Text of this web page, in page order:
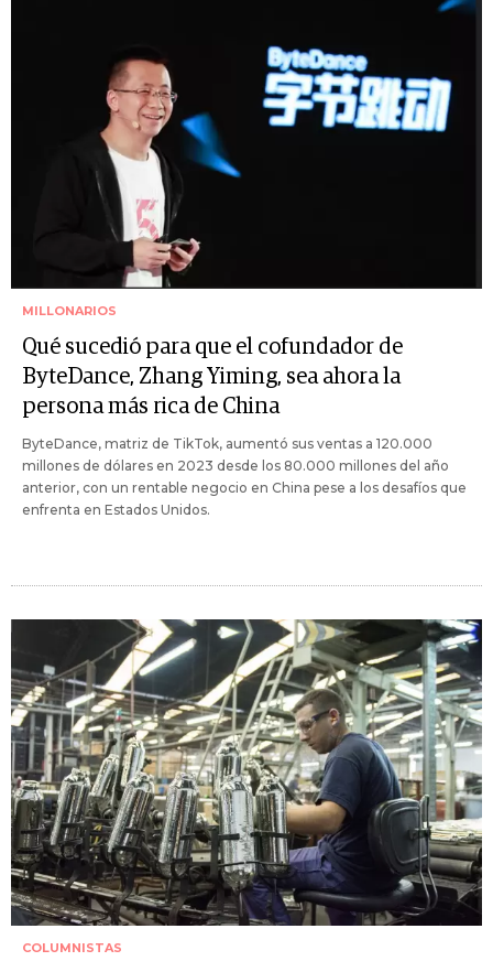
MILLONARIOS
Qué sucedió para que el cofundador de
ByteDance, Zhang Yiming, sea ahora la
persona más rica de China
ByteDance, matriz de TikTok, aumentó sus ventas a 120.000
millones de dólares en 2023 desde los 80.000 millones del año
anterior, con un rentable negocio en China pese a los desafíos que
enfrenta en Estados Unidos.
COLUMNISTAS